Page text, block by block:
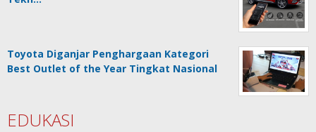
Toyota Diganjar Penghargaan Kategori
Best Outlet of the Year Tingkat Nasional
EDUKASI